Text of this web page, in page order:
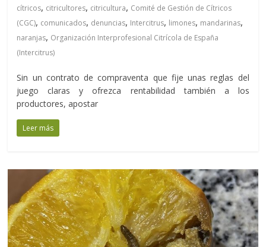
cítricos, citricultores, citricultura, Comité de Gestión de Cítricos
(CGC), comunicados, denuncias, Intercitrus, limones, mandarinas,
naranjas, Organización Interprofesional Citrícola de España
(Intercitrus)
Sin un contrato de compraventa que fije unas reglas del
juego claras y ofrezca rentabilidad también a los
productores, apostar
Leer más